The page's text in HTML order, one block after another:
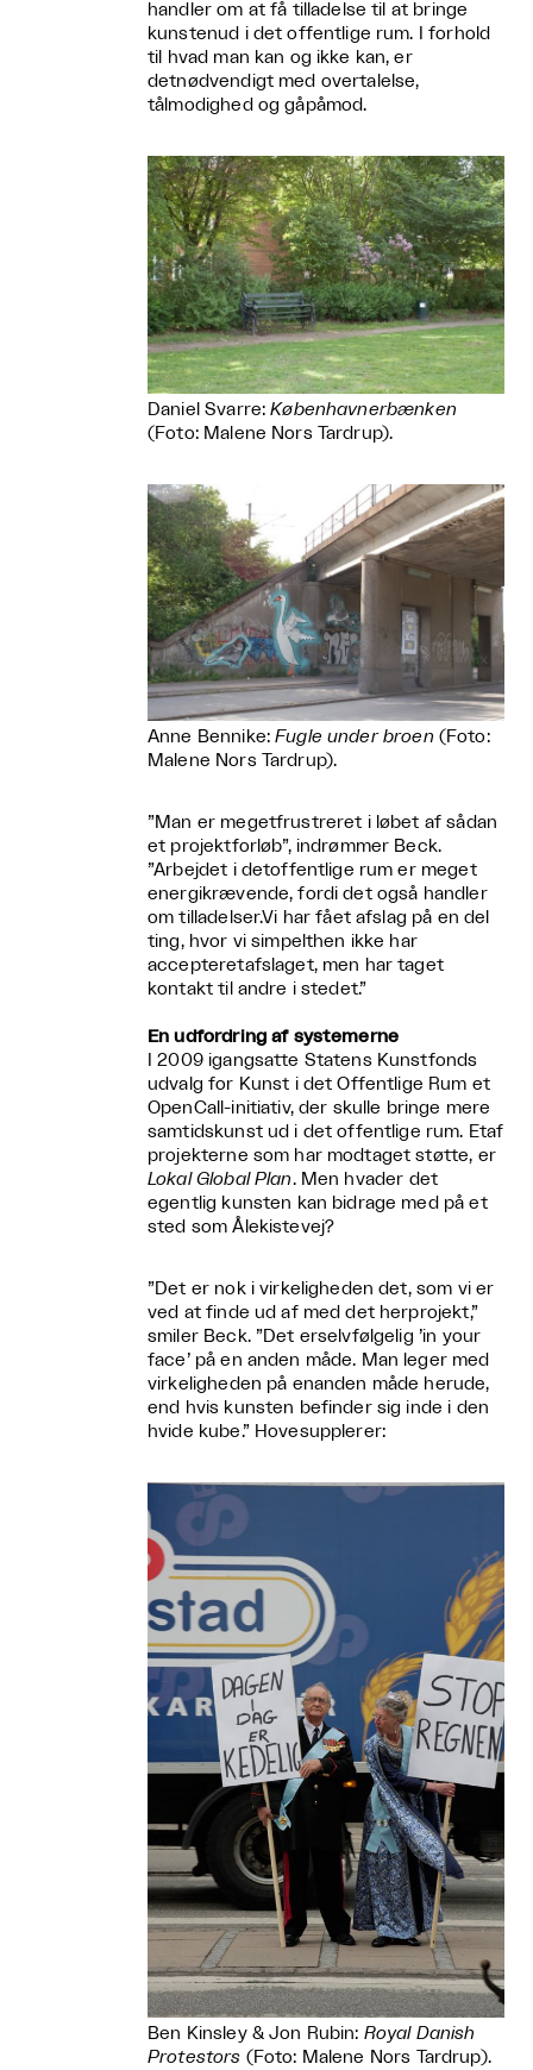
handler om at få tilladelse til at bringe
kunstenud i det offentlige rum. I forhold
til hvad man kan og ikke kan, er
detnødvendigt med overtalelse,
tålmodighed og gåpåmod.
Daniel Svarre:Københavnerbænken
(Foto: Malene Nors Tardrup).
Anne Bennike:Fugle under broen (Foto:
Malene Nors Tardrup).
”Man er megetfrustreret i løbet af sådan
et projektforløb”, indrømmer Beck.
”Arbejdet i detoffentlige rum er meget
energikrævende, fordi det også handler
om tilladelser.Vi har fået afslag på en del
ting, hvor vi simpelthen ikke har
accepteretafslaget, men har taget
kontakt til andre i stedet.”
En udfordring af systemerne
I 2009 igangsatte Statens Kunstfonds
udvalg for Kunst i det Offentlige Rum et
OpenCall-initiativ, der skulle bringe mere
samtidskunst ud i det offentlige rum. Etaf
projekterne som har modtaget støtte, er
Lokal Global Plan. Men hvader det
egentlig kunsten kan bidrage med på et
sted som Ålekistevej?
”Det er nok i virkeligheden det, som vi er
ved at finde ud af med det herprojekt,”
smiler Beck. ”Det erselvfølgelig ’in your
face’ på en anden måde. Man leger med
virkeligheden på enanden måde herude,
end hvis kunsten befinder sig inde i den
hvide kube.” Hovesupplerer:
Ben Kinsley & Jon Rubin: Royal Danish
Protestors (Foto: Malene Nors Tardrup).